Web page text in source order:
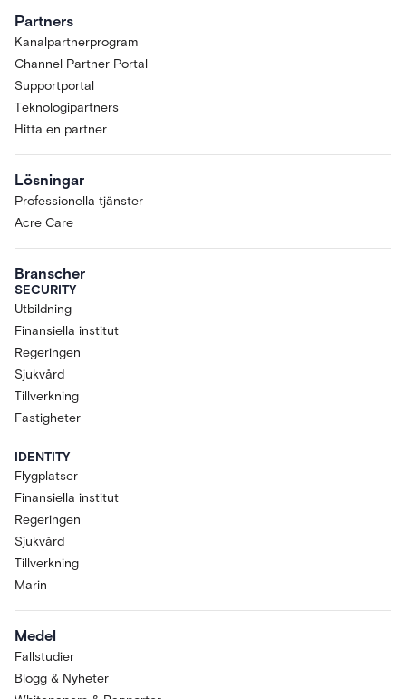
Partners
Kanalpartnerprogram
Channel Partner Portal
Supportportal
Teknologipartners
Hitta en partner
Lösningar
Professionella tjänster
Acre Care
Branscher
SECURITY
Utbildning
Finansiella institut
Regeringen
Sjukvård
Tillverkning
Fastigheter
IDENTITY
Flygplatser
Finansiella institut
Regeringen
Sjukvård
Tillverkning
Marin
Medel
Fallstudier
Blogg & Nyheter